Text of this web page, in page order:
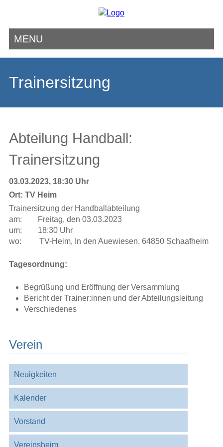
MENU
Trainersitzung
Abteilung Handball:
Trainersitzung
03.03.2023, 18:30 Uhr
Ort: TV Heim
Trainersitzung der Handballabteilung
am: Freitag, den 03.03.2023
um: 18:30 Uhr
wo: TV-Heim, In den Auewiesen, 64850 Schaafheim
Tagesordnung:
Begrüßung und Eröffnung der Versammlung
Bericht der Trainer:innen und der Abteilungsleitung
Verschiedenes
Verein
überspringen
Neuigkeiten
Kalender
Vorstand
Vereinsheim